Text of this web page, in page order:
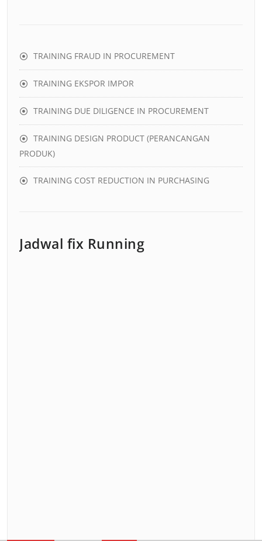
TRAINING FRAUD IN PROCUREMENT
TRAINING EKSPOR IMPOR
TRAINING DUE DILIGENCE IN PROCUREMENT
TRAINING DESIGN PRODUCT (PERANCANGAN
PRODUK)
TRAINING COST REDUCTION IN PURCHASING
Jadwal fix Running